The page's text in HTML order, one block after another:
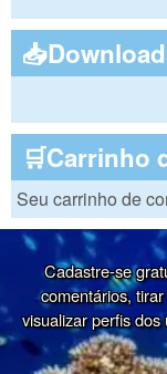
🛒Carrinho
Seu carrinho de
Cadastre-se
comentários,
visualizar perfis